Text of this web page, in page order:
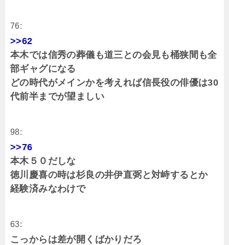
76:
>>62
本木では信秀の葬儀も道三との会見も桶狭間も全
部ギャグになる
どの時代がメインかを考えれば信長役の俳優は30
代前半までが望ましい
98:
>>76
本木５０だしな
徳川慶喜の時は杉良の井伊直弼と対峙するとか
経験済みなわけで
63:
こっからは差が開くばかりだろ